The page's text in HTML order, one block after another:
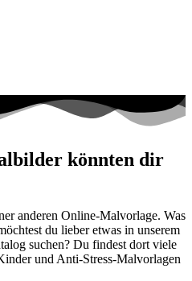
könnten dir
anderen Online-Malvorlage. Was
du lieber etwas in unserem
suchen? Du findest dort viele
und Anti-Stress-Malvorlagen